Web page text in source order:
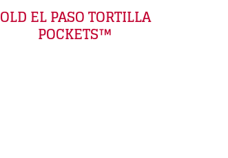
OLD EL PASO TORTILLA
POCKETS™